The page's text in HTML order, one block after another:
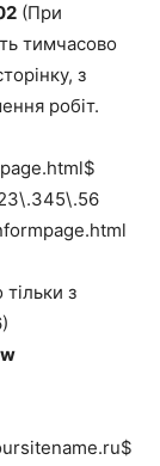
(При
тимчасово
з
робіт.
з